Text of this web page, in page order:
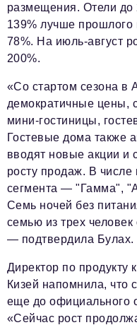
размещения. Отели до
139% лучше прошлого
78%. На июль-август
200%.
«Со стартом сезона в
демократичные цены,
мини-гостиницы,
Гостевые дома также
вводят новые акции и
росту продаж. В числе
сегмента — "Гамма",
Семь ночей без
семью из трех
— подтвердила Булах.
Директор по продукту
Кизей напомнила, что
еще до официального
«Сейчас рост